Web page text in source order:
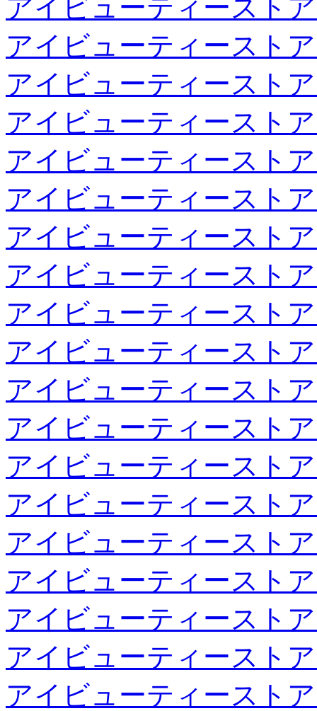
アイビューティースト
アイビューティースト
アイビューティースト
アイビューティースト
アイビューティースト
アイビューティースト
アイビューティースト
アイビューティースト
アイビューティースト
アイビューティースト
アイビューティースト
アイビューティースト
アイビューティースト
アイビューティースト
アイビューティースト
アイビューティースト
アイビューティースト
アイビューティースト
アイビューティースト